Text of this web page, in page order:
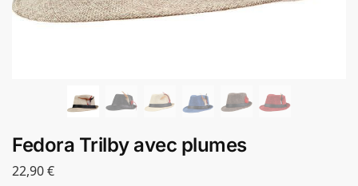
Fedora Trilby avec plumes
22,90€